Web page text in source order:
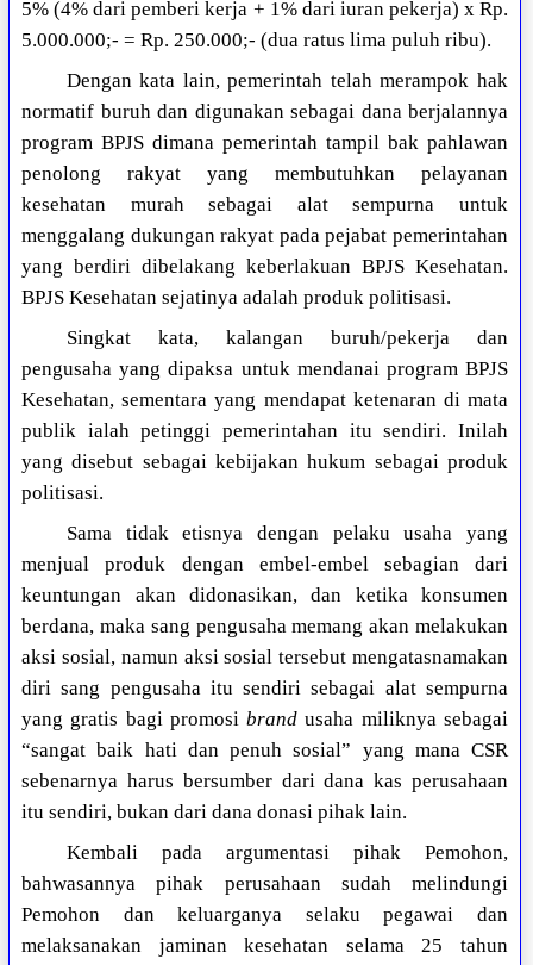
5% (4% dari pemberi kerja + 1% dari iuran pekerja) x Rp.
5.000.000;- = Rp. 250.000;- (dua ratus lima puluh ribu).
Dengan kata lain, pemerintah telah merampok hak
normatif buruh dan digunakan sebagai dana berjalannya
program BPJS dimana pemerintah tampil bak pahlawan
penolong rakyat yang membutuhkan pelayanan
kesehatan murah sebagai alat sempurna untuk
menggalang dukungan rakyat pada pejabat pemerintahan
yang berdiri dibelakang keberlakuan BPJS Kesehatan.
BPJS Kesehatan sejatinya adalah produk politisasi.
Singkat kata, kalangan buruh/pekerja dan
pengusaha yang dipaksa untuk mendanai program BPJS
Kesehatan, sementara yang mendapat ketenaran di mata
publik ialah petinggi pemerintahan itu sendiri. Inilah
yang disebut sebagai kebijakan hukum sebagai produk
politisasi.
Sama tidak etisnya dengan pelaku usaha yang
menjual produk dengan embel-embel sebagian dari
keuntungan akan didonasikan, dan ketika konsumen
berdana, maka sang pengusaha memang akan melakukan
aksi sosial, namun aksi sosial tersebut mengatasnamakan
diri sang pengusaha itu sendiri sebagai alat sempurna
yang gratis bagi promosibrand usaha miliknya sebagai
“sangat baik hati dan penuh sosial” yang mana CSR
sebenarnya harus bersumber dari dana kas perusahaan
itu sendiri, bukan dari dana donasi pihak lain.
Kembali pada argumentasi pihak Pemohon,
bahwasannya pihak perusahaan sudah melindungi
Pemohon dan keluarganya selaku pegawai dan
melaksanakan jaminan kesehatan selama 25 tahun